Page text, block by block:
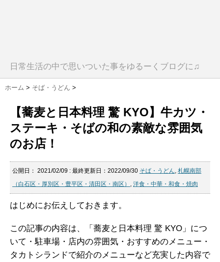
日常生活の中で思いついた事をゆるーくブログに♫
ホーム > そば・うどん >
【蕎麦と日本料理 驚 KYO】牛カツ・
ステーキ・そばの和の素敵な雰囲気
のお店！
公開日： 2021/02/09 : 最終更新日：2022/09/30 そば・うどん, 札幌南部
（白石区・厚別区・豊平区・清田区・南区） , 洋食・中華・和食・焼肉
はじめにお伝えしておきます。
この記事の内容は、「蕎麦と日本料理 驚 KYO」につ
いて・駐車場・店内の雰囲気・おすすめのメニュー・
タカトシランドで紹介のメニューなど充実した内容で